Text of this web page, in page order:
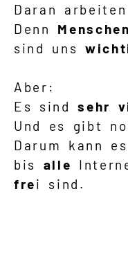
Daran
Denn
sind uns
Aber:
Es sindsehr
Und es gibt
Darum kann es
bis alle
frei sind.